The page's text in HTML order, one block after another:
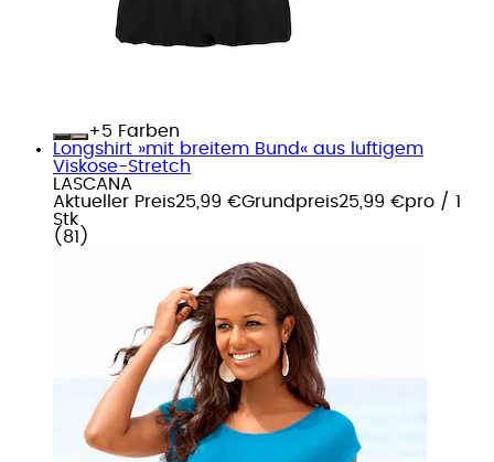
+
Farben
Longshirt »mit breitem Bund« aus luftigem
Viskose-Stretch
LASCANA
Aktueller Preis25,99 €Grundpreis25,99 €pro / 1
Stk
( 81 )